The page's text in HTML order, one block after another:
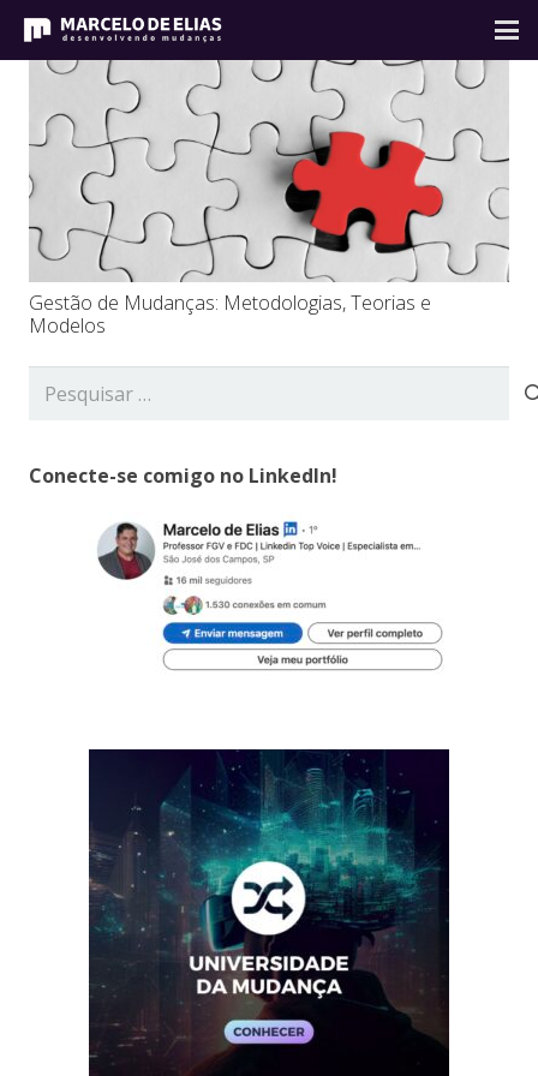
Gestão de Mudanças: Metodologias, Teorias e
Modelos
Pesquisar
Conecte-se comigo no LinkedIn!